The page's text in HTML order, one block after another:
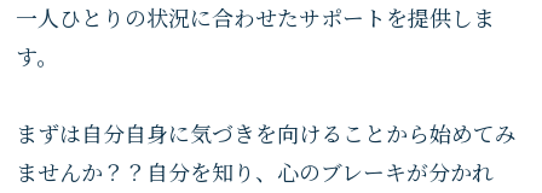
一人ひとりの状況に合わせたサポートを提供しま
す。
まずは自分自身に気づきを向けることから始めてみ
ませんか？？自分を知り、心のブレーキが分かれ